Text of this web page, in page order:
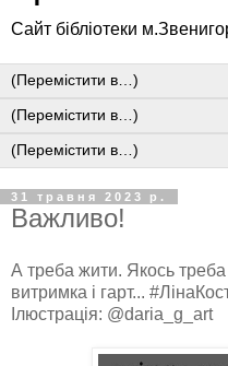
Сайт бібліотеки
31 травня 2023 р.
Важливо!
А треба жити. Якось
витримка і гарт...
Ілюстрація: @daria_g_art